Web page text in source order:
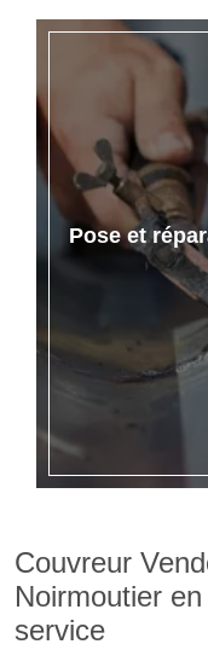
Pose et
Couvreur
Noirmoutier
service